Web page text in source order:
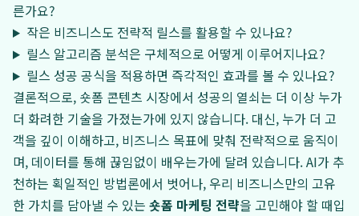
른가요?
작은 비즈니스도 전략적 릴스를 활용할 수 있나요?
릴스 알고리즘 분석은 구체적으로 어떻게 이루어지나요?
릴스 성공 공식을 적용하면 즉각적인 효과를 볼 수 있나요?
결론적으로, 숏폼 콘텐츠 시장에서 성공의 열쇠는 더 이상 누가
더 화려한 기술을 가졌는가에 있지 않습니다. 대신, 누가 더 고
객을 깊이 이해하고, 비즈니스 목표에 맞춰 전략적으로 움직이
며, 데이터를 통해 끊임없이 배우는가에 달려 있습니다. AI가 추
천하는 획일적인 방법론에서 벗어나, 우리 비즈니스만의 고유
한 가치를 담아낼 수 있는 숏폼 마케팅 전략을 고민해야 할 때입